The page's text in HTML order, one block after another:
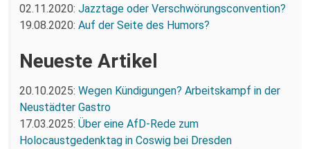
02.11.2020: Jazztage oder Verschwörungsconvention?
19.08.2020: Auf der Seite des Humors?
Neueste Artikel
20.10.2025: Wegen Kündigungen? Arbeitskampf in der
Neustädter Gastro
17.03.2025: Über eine AfD-Rede zum
Holocaustgedenktag in Coswig bei Dresden